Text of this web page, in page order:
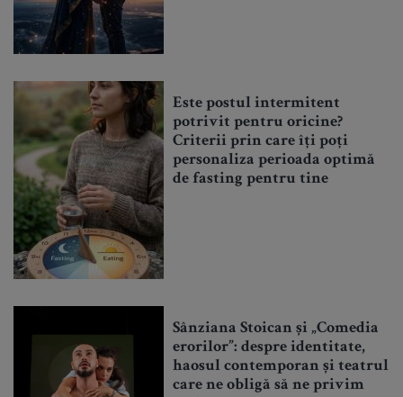
Este postul intermitent
potrivit pentru oricine?
Criterii prin care îți poți
personaliza perioada optimă
de fasting pentru tine
Sânziana Stoican și „Comedia
erorilor”: despre identitate,
haosul contemporan și teatrul
care ne obligă să ne privim